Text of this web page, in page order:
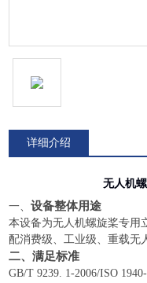
详细介绍
无人机
‌一、 设备整体用途
本设备为无人机螺旋桨专用
配消费级、工业级、重载无
二、 满足标准
GB/T 9239. 1-2006/ISO